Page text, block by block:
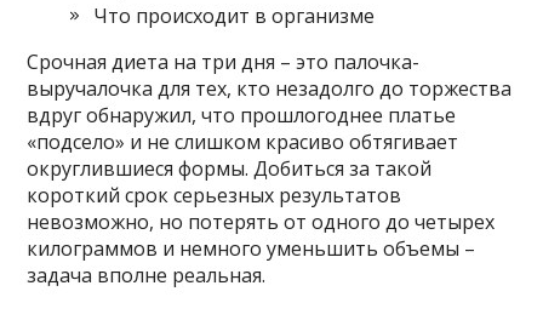
Что происходит в организме
Срочная диета на три дня – это палочка-
выручалочка для тех, кто незадолго до торжества
вдруг обнаружил, что прошлогоднее платье
«подсело» и не слишком красиво обтягивает
округлившиеся формы. Добиться за такой
короткий срок серьезных результатов
невозможно, но потерять от одного до четырех
килограммов и немного уменьшить объемы –
задача вполне реальная.